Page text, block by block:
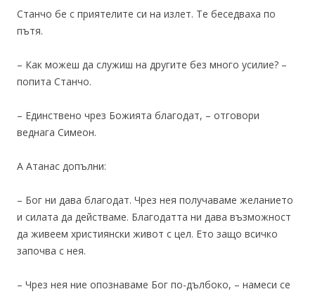
Станчо бе с приятелите си на излет. Те беседваха по
пътя.
– Как можеш да служиш на другите без много усилие? –
попита Станчо.
– Единствено чрез Божията благодат, – отговори
веднага Симеон.
А Атанас допълни:
– Бог ни дава благодат. Чрез нея получаваме желанието
и силата да действаме. Благодатта ни дава възможност
да живеем християнски живот с цел. Ето защо всичко
започва с нея.
– Чрез нея ние опознаваме Бог по-дълбоко, – намеси се